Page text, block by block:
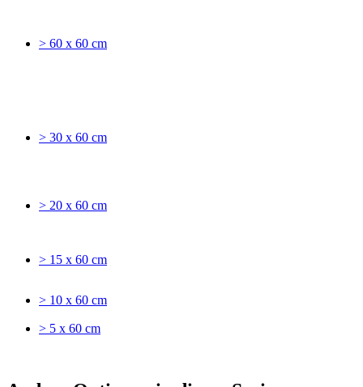
> 60 x 60 cm
> 30 x 60 cm
> 20 x 60 cm
> 15 x 60 cm
> 10 x 60 cm
> 5 x 60 cm